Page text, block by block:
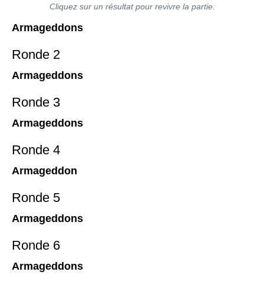
Cliquez sur un résultat pour revivre la partie.
Armageddons
Ronde 2
Armageddons
Ronde 3
Armageddons
Ronde 4
Armageddon
Ronde 5
Armageddons
Ronde 6
Armageddons